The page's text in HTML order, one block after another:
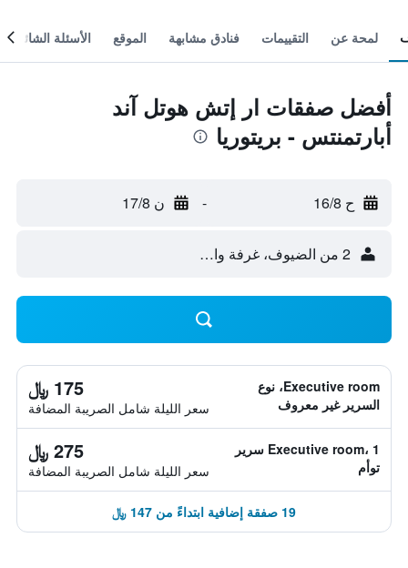
لمحة عن التقييمات فنادق مشابهة الموقع الأسئلة الشائعة
أفضل صفقات ار إتش هوتل آند
أبارتمنتس - بريتوريا
ح 16/8 - ن 17/8
2 من الضيوف، غرفة واحدة
Executive room، نوع
السرير غير معروف
175 ﷼
سعر الليلة شامل الصريبة المضافة
Executive room، 1 سرير
توأم
275 ﷼
سعر الليلة شامل الصريبة المضافة
19 صفقة إضافية ابتداءً من 147 ﷼